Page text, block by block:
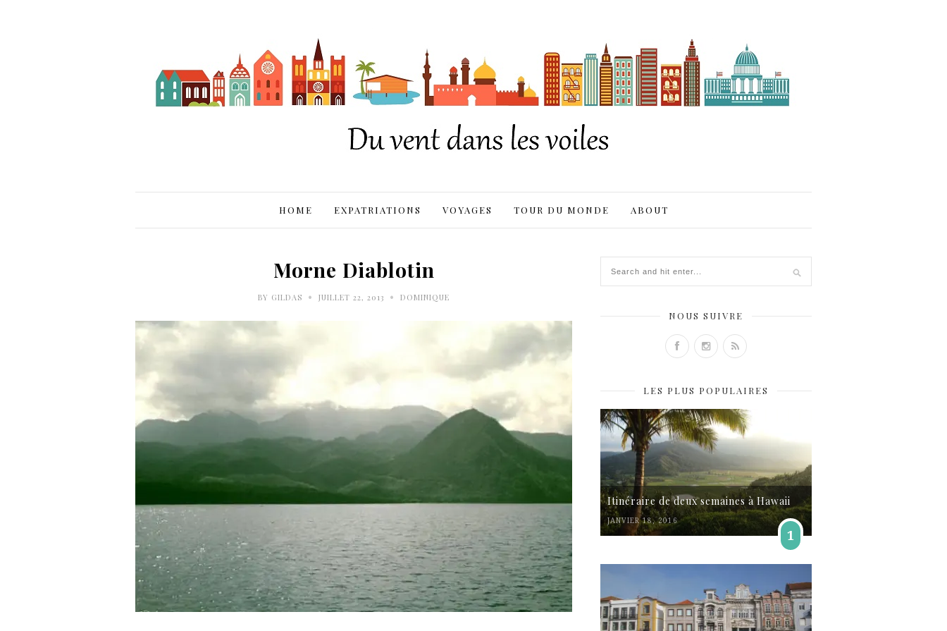
HOME EXPATRIATIONS VOYAGES TOUR DU MONDE ABOUT
Morne Diablotin
BY GILDAS • JUILLET 22, 2013 • DOMINIQUE
NOUS SUIVRE
LES PLUS POPULAIRES
Itinéraire de deux semaines à Hawaii
JANVIER 18, 2016
1